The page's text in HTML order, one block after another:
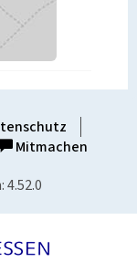
Mitmachen
4.52.0